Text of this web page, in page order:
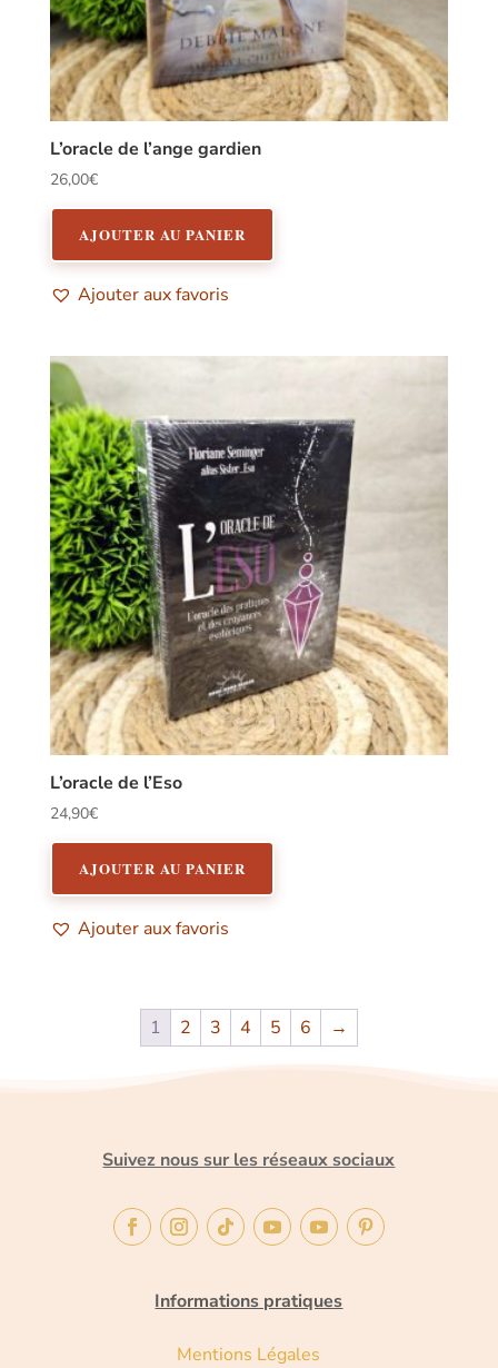
L’oracle de l’ange gardien
26,00€
AJOUTER AU PANIER
Ajouter aux favoris
L’oracle de l’Eso
24,90€
AJOUTER AU PANIER
Ajouter aux favoris
1 2 3 4 5 6 →
Suivez nous sur les réseaux sociaux
Informations pratiques
Mentions Légales